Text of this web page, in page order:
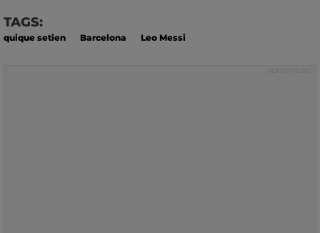
TAGS:
quique setien Barcelona Leo Messi